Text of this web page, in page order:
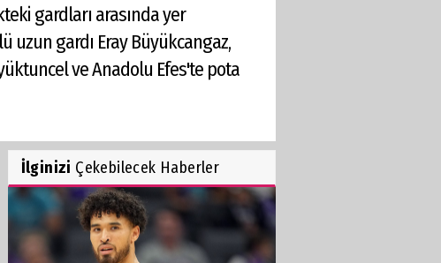
gardları arasında yer
uzun gardı Eray Büyükcangaz,
ve Anadolu Efes'te pota
İlginizi Çekebilecek Haberler